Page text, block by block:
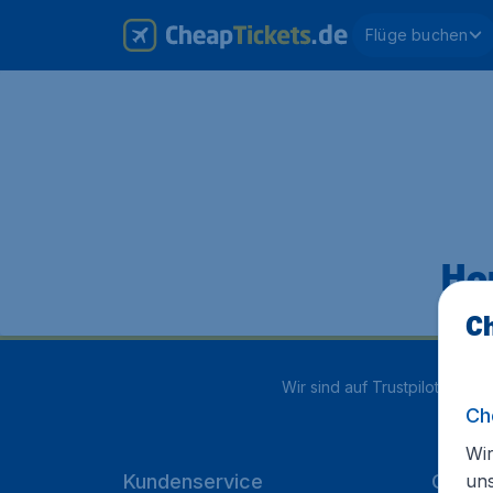
Flüge buchen
Wir sind auf Trustpilot mit
Kundenservice